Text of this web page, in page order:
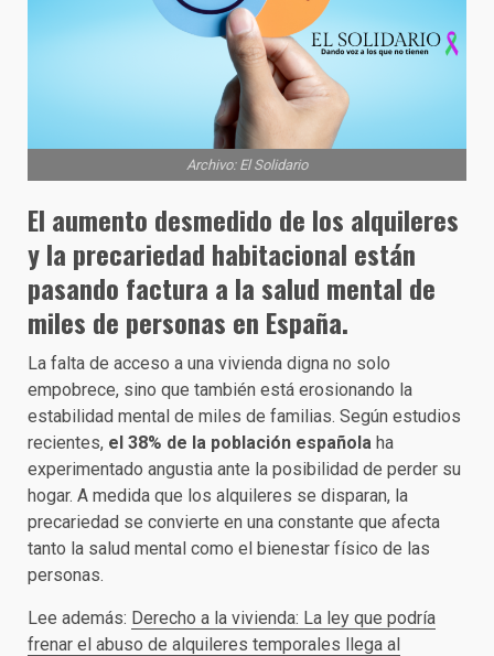
Archivo: El Solidario
El aumento desmedido de los alquileres
y la precariedad habitacional están
pasando factura a la salud mental de
miles de personas en España.
La falta de acceso a una vivienda digna no solo
empobrece, sino que también está erosionando la
estabilidad mental de miles de familias. Según estudios
recientes, el 38% de la población española ha
experimentado angustia ante la posibilidad de perder su
hogar. A medida que los alquileres se disparan, la
precariedad se convierte en una constante que afecta
tanto la salud mental como el bienestar físico de las
personas.
Lee además: Derecho a la vivienda: La ley que podría
frenar el abuso de alquileres temporales llega al